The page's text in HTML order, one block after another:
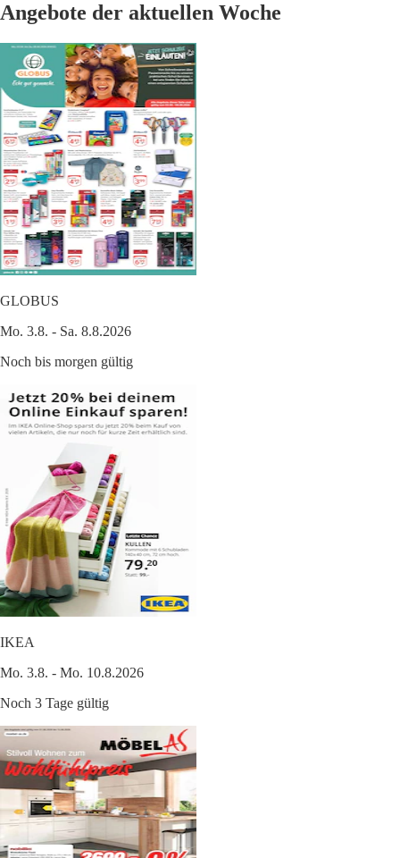
Angebote der aktuellen Woche
GLOBUS
Mo. 3.8. - Sa. 8.8.2026
Noch bis morgen gültig
IKEA
Mo. 3.8. - Mo. 10.8.2026
Noch 3 Tage gültig